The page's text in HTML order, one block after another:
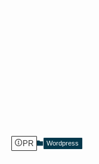
PR Wordpress